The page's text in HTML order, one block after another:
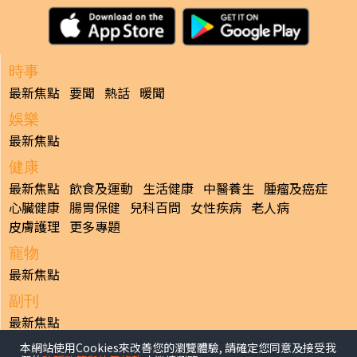
時事
最新焦點 要聞 熱話 暖聞
娛樂
最新焦點
健康
最新焦點 飲食及運動 生活健康 中醫養生 腫瘤及癌症
心臟健康 腸胃保健 兒科百問 女性疾病 老人病
皮膚護理 更多專題
寵物
最新焦點
副刊
最新焦點
日報
本網站使用Cookies來改善您的瀏覽體驗, 請確定您同意及接受我